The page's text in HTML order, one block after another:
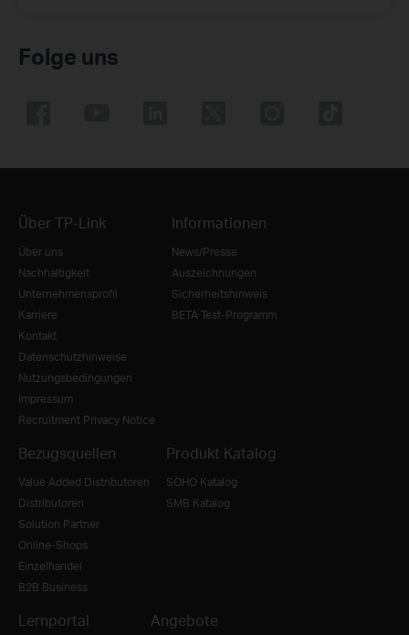
Folge uns
Über TP-Link
Über uns
Nachhaltigkeit
Unternehmensprofil
Karriere
Kontakt
Datenschutzhinweise
Nutzungsbedingungen
Impressum
Recruitment Privacy Notice
Informationen
News/Presse
Auszeichnungen
Sicherheitshinweis
BETA Test-Programm
Bezugsquellen
Value Added Distributoren
Distributoren
Solution Partner
Online-Shops
Einzelhandel
B2B Business
Produkt Katalog
SOHO Katalog
SMB Katalog
Lernportal Angebote